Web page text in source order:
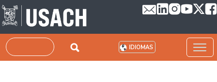
Pasar al contenido principal
Buscar IDIOMAS